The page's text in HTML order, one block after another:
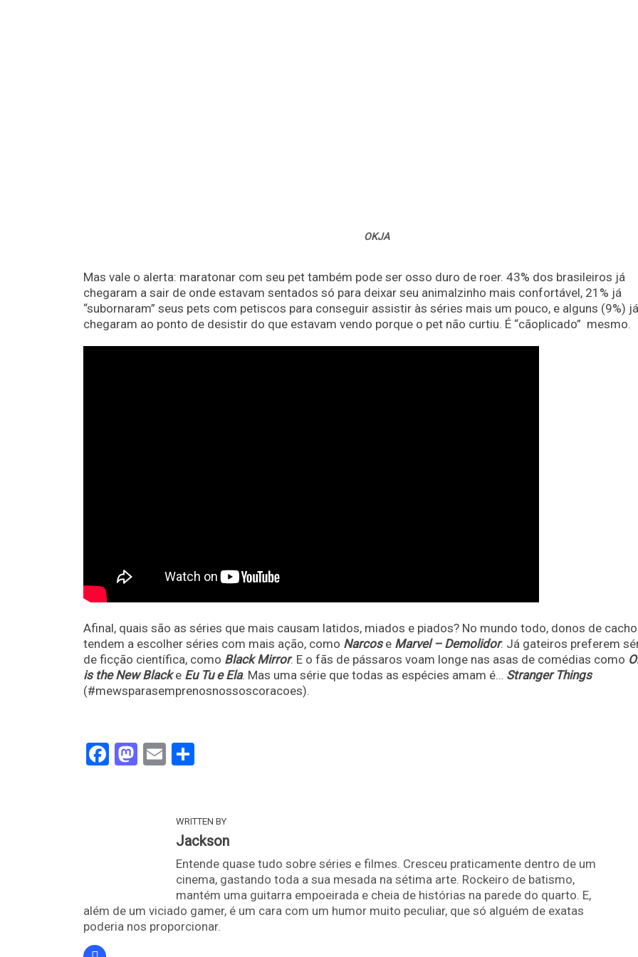
OKJA
Mas vale o alerta: maratonar com seu pet também pode ser osso duro de roer. 43% dos brasileiros já
chegaram a sair de onde estavam sentados só para deixar seu animalzinho mais confortável, 21% já
“subornaram” seus pets com petiscos para conseguir assistir às séries mais um pouco, e alguns (9%) já
chegaram ao ponto de desistir do que estavam vendo porque o pet não curtiu. É “cãoplicado” mesmo.
Afinal, quais são as séries que mais causam latidos, miados e piados? No mundo todo, donos de
tendem a escolher séries com mais ação, como Narcose Marvel – Demolidor. Já gateiros preferem
de ficção científica, como Black Mirror. E o fãs de pássaros voam longe nas asas de comédias como
is the New Blacke Eu Tu e Ela. Mas uma série que todas as espécies amam é… Stranger Things
(#mewsparasemprenosnossoscoracoes).
Facebook
Mastodon
Email
WRITTEN BY
Jackson
Entende quase tudo sobre séries e filmes. Cresceu praticamente dentro de um
cinema, gastando toda a sua mesada na sétima arte. Rockeiro de batismo,
mantém uma guitarra empoeirada e cheia de histórias na parede do quarto. E,
além de um viciado gamer, é um cara com um humor muito peculiar, que só alguém de exatas
poderia nos proporcionar.